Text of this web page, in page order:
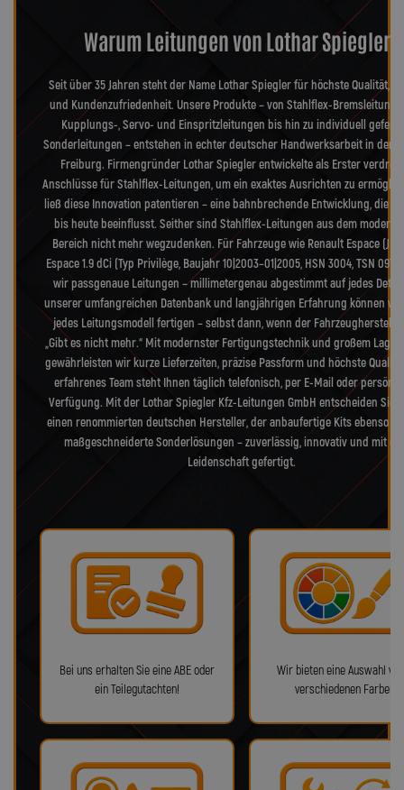
Warum Leitungen von Lothar Spiegler?
Seit über 35 Jahren steht der Name Lothar Spiegler für höchste Qualität,
und Kundenzufriedenheit. Unsere Produkte – von Stahlflex-
Kupplungs-, Servo- und Einspritzleitungen bis hin zu individuell
Sonderleitungen – entstehen in echter deutscher Handwerksarbeit in der
Freiburg. Firmengründer Lothar Spiegler entwickelte als Erster
Anschlüsse für Stahlflex-Leitungen, um ein exaktes Ausrichten zu
ließ diese Innovation patentieren – eine bahnbrechende Entwicklung, die
bis heute beeinflusst. Seither sind Stahlflex-Leitungen aus dem
Bereich nicht mehr wegzudenken. Für Fahrzeuge wie Renault Espace (JK)
Espace 1.9 dCi (Typ Privilège, Baujahr 10|2003–01|2005, HSN 3004, TSN
wir passgenaue Leitungen – millimetergenau abgestimmt auf jedes
unserer umfangreichen Datenbank und langjährigen Erfahrung können
jedes Leitungsmodell fertigen – selbst dann, wenn der
„Gibt es nicht mehr.“ Mit modernster Fertigungstechnik und großem
gewährleisten wir kurze Lieferzeiten, präzise Passform und höchste
erfahrenes Team steht Ihnen täglich telefonisch, per E-Mail oder
Verfügung. Mit der Lothar Spiegler Kfz-Leitungen GmbH entscheiden Sie
einen renommierten deutschen Hersteller, der anbaufertige Kits ebenso
maßgeschneiderte Sonderlösungen – zuverlässig, innovativ und mit
Leidenschaft gefertigt.
Bei uns erhalten Sie eine ABE oder
ein Teilegutachten!
Wir bieten eine Auswahl
verschiedenen Farben!